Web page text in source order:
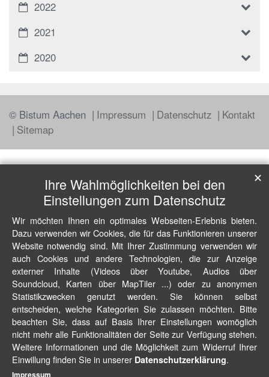
2022
2021
2020
© Bistum Aachen Impressum Datenschutz
Kontakt
Sitemap
Ihre Wahlmöglichkeiten bei den
Einstellungen zum Datenschutz
Wir möchten Ihnen ein optimales Webseiten-Erlebnis bieten.
Dazu verwenden wir Cookies, die für das Funktionieren unserer
Website notwendig sind. Mit Ihrer Zustimmung verwenden wir
auch Cookies und andere Technologien, die zur Anzeige
externer Inhalte (Videos über Youtube, Audios über
Soundcloud, Karten über MapTiler ...) oder zu anonymen
Statistikzwecken genutzt werden. Sie können selbst
entscheiden, welche Kategorien Sie zulassen möchten. Bitte
beachten Sie, dass auf Basis Ihrer Einstellungen womöglich
nicht mehr alle Funktionalitäten der Seite zur Verfügung stehen.
Weitere Informationen und die Möglichkeit zum Widerruf Ihrer
Einwillung finden Sie in unserer Datenschutzerklärung.
✕
Impressum